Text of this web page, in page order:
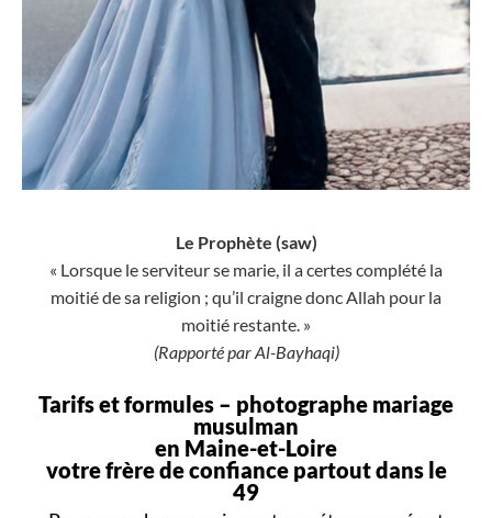
Le Prophète (saw)
« Lorsque le serviteur se marie, il a certes complété la
moitié de sa religion ; qu’il craigne donc Allah pour la
moitié restante. »
(Rapporté par Al-Bayhaqi)
Tarifs et formules – photographe mariage
musulman
en Maine-et-Loire
votre frère de confiance partout dans le
49